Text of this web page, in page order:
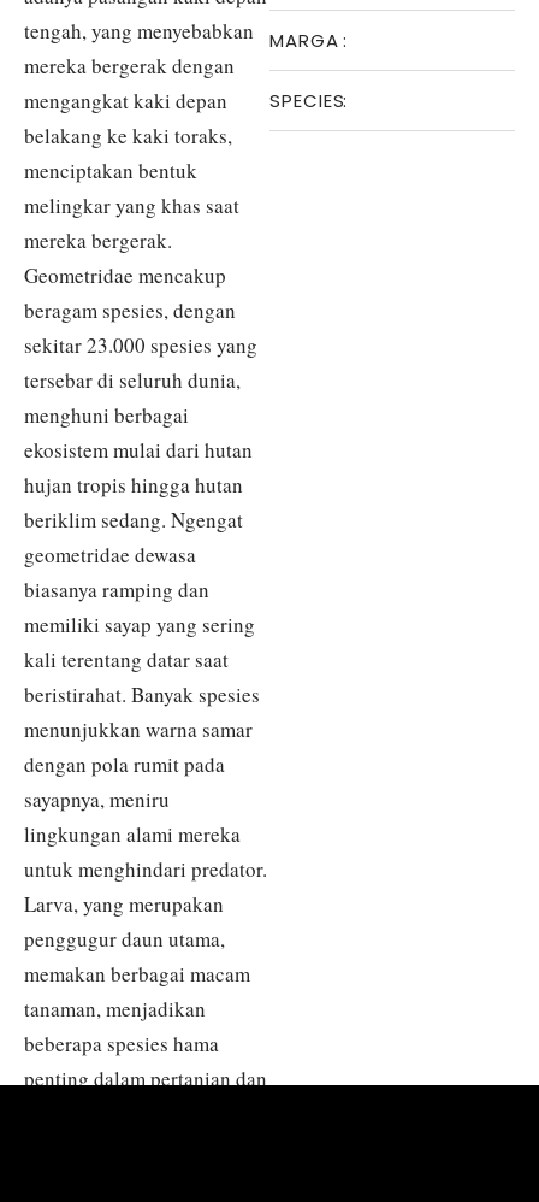
MARGA:
SPECIES:
tengah, yang menyebabkan
mereka bergerak dengan
mengangkat kaki depan
belakang ke kaki toraks,
menciptakan bentuk
melingkar yang khas saat
mereka bergerak.
Geometridae mencakup
beragam spesies, dengan
sekitar 23.000 spesies yang
tersebar di seluruh dunia,
menghuni berbagai
ekosistem mulai dari hutan
hujan tropis hingga hutan
beriklim sedang. Ngengat
geometridae dewasa
biasanya ramping dan
memiliki sayap yang sering
kali terentang datar saat
beristirahat. Banyak spesies
menunjukkan warna samar
dengan pola rumit pada
sayapnya, meniru
lingkungan alami mereka
untuk menghindari predator.
Larva, yang merupakan
penggugur daun utama,
memakan berbagai macam
tanaman, menjadikan
beberapa spesies hama
penting dalam pertanian dan